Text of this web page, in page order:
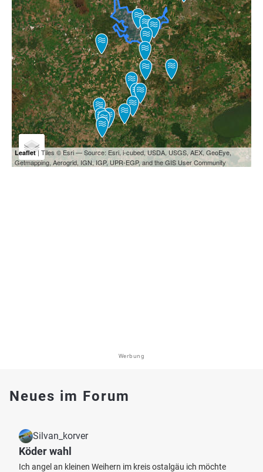
Leaflet| Tiles © Esri — Source: Esri, i-cubed, USDA, USGS, AEX, GeoEye,
Getmapping, Aerogrid, IGN, IGP, UPR-EGP, and the GIS User Community
Werbung
Neues im Forum
Silvan_korver
Köder wahl
Ich angel an kleinen Weihern im kreis ostalgäu ich möchte